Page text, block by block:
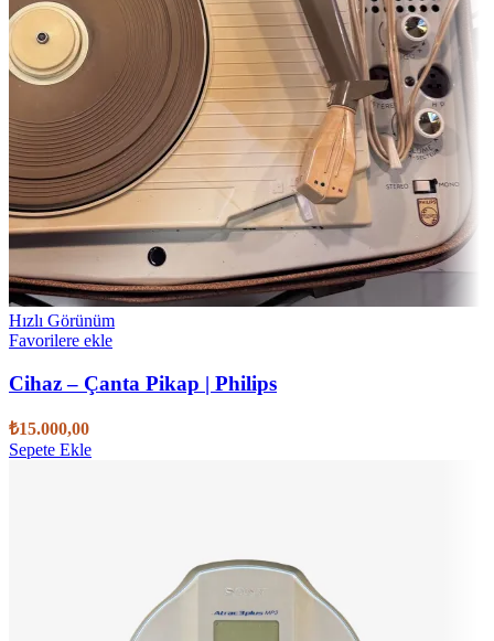
Hızlı Görünüm
Favorilere ekle
Cihaz – Çanta Pikap | Philips
₺15.000,00
Sepete Ekle